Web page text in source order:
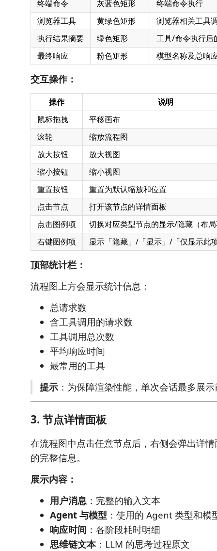
终端命令 灰蓝色矩形
终端命令执行
浏览器工具
黄绿色矩形
浏览器相关工具
执行结果摘要
绿色矩形
工具/命令执行后
最终响应
粉色矩形 模型名称及总响
交互操作：
操作
说明
鼠标拖拽
平移画布
滚轮
缩放流程图
放大按钮
放大视图
缩小按钮
缩小视图
重置按钮
重置为默认缩放和位置
点击节点
打开该节点的详情面板
点击图例项
切换对应类型节点的显示/隐藏（布
右键图例项
显示「隐藏」/「显示」/「仅显示此
顶部统计栏：
流程图上方会显示统计信息：
总请求数
含工具调用的请求数
工具调用总次数
平均响应时间
最常用的工具
提示 ：为保障渲染性能，单次会话最多展
3. 节点详情面板
在流程图中点击任意节点后，右侧会弹出详
的完整信息。
展示内容：
用户消息 ：完整的输入文本
Agent 与模型 ：使用的 Agent 类型和模
响应时间 ：各阶段耗时明细
思维链文本 ：LLM 的思考过程原文